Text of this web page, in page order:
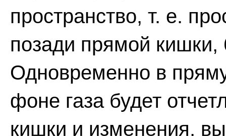
пространство, т. е.
позади прямой кишки,
Одновременно в
фоне газа будет
кишки и изменения,